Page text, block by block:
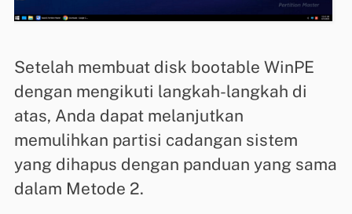
Setelah membuat disk bootable WinPE
dengan mengikuti langkah-langkah di
atas, Anda dapat melanjutkan
memulihkan partisi cadangan sistem
yang dihapus dengan panduan yang sama
dalam Metode 2.